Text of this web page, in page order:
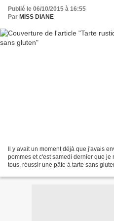
Publié le 06/10/2015 à 16:55
Par MISS DIANE
Il y avait un moment déjà que j'avais
pommes et c'est samedi dernier que
tous, réussir une pâte à tarte sans